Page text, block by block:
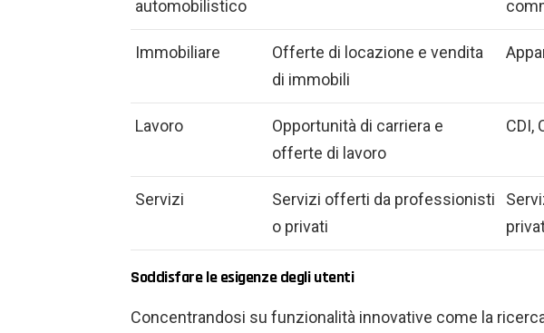
automobilistico
Immobiliare
Offerte di locazione e vendita
di immobili
Lavoro
Opportunità di carriera e
offerte di lavoro
CDI,
Servizi
Servizi offerti da professionisti
o privati
Soddisfare le esigenze degli utenti
Concentrandosi su funzionalità innovative come la